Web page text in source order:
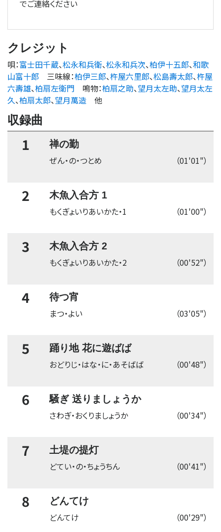
でご連絡ください
クレジット
唄：富士田千蔵、松永和兵衛、松永和兵次、柏伊十五郎、和歌
山富十郎
三味線：柏伊三郎、杵屋六里郎、松島壽太郎、杵屋
六壽雄、柏扇左衛門 鳴物：柏扇之助、望月太左助、望月太左
久、柏扇太郎、望月萬造 他
収録曲
1 禅の勤
（01'01"）
ぜん・の・つとめ
2 木魚入合方 1
（01'00"）
もくぎょいりあいかた・1
3 木魚入合方 2
（00'52"）
もくぎょいりあいかた・2
4 待つ宵
（03'05"）
まつ・よい
5 踊り地 花に遊ばば
（00'48"）
おどりじ・はな・に・あそばば
6 騒ぎ 送りましょうか
（00'34"）
さわぎ・おくりましょうか
7 土堤の提灯
（00'41"）
どてい・の・ちょうちん
8 どんてけ
（00'29"）
どんてけ